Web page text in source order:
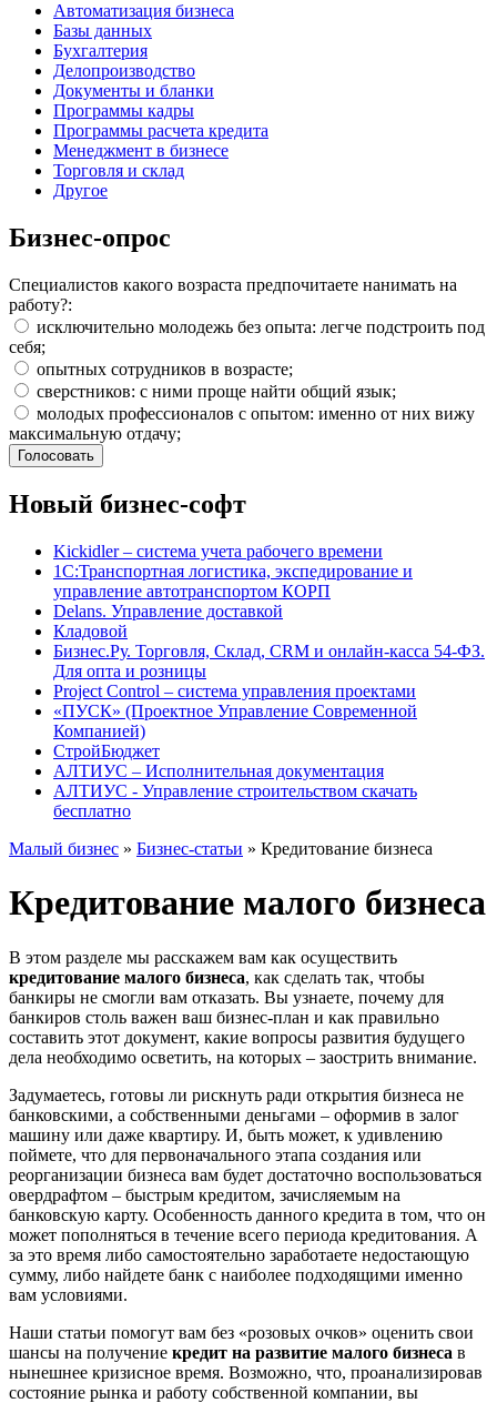
Автоматизация бизнеса
Базы данных
Бухгалтерия
Делопроизводство
Документы и бланки
Программы кадры
Программы расчета кредита
Менеджмент в бизнесе
Торговля и склад
Другое
Бизнес-опрос
Специалистов какого возраста предпочитаете нанимать на
работу?:
исключительно молодежь без опыта: легче подстроить под
себя;
опытных сотрудников в возрасте;
сверстников: с ними проще найти общий язык;
молодых профессионалов с опытом: именно от них вижу
максимальную отдачу;
Новый бизнес-софт
Kickidler – система учета рабочего времени
1С:Транспортная логистика, экспедирование и
управление автотранспортом КОРП
Delans. Управление доставкой
Кладовой
Бизнес.Ру. Торговля, Склад, CRM и онлайн-касса 54-ФЗ.
Для опта и розницы
Project Сontrol – система управления проектами
«ПУСК» (Проектное Управление Современной
Компанией)
СтройБюджет
АЛТИУС – Исполнительная документация
АЛТИУС - Управление строительством скачать
бесплатно
Малый бизнес » Бизнес-статьи » Кредитование бизнеса
Кредитование малого бизнеса
В этом разделе мы расскажем вам как осуществить
кредитование малого бизнеса, как сделать так, чтобы
банкиры не смогли вам отказать. Вы узнаете, почему для
банкиров столь важен ваш бизнес-план и как правильно
составить этот документ, какие вопросы развития будущего
дела необходимо осветить, на которых – заострить внимание.
Задумаетесь, готовы ли рискнуть ради открытия бизнеса не
банковскими, а собственными деньгами – оформив в залог
машину или даже квартиру. И, быть может, к удивлению
поймете, что для первоначального этапа создания или
реорганизации бизнеса вам будет достаточно воспользоваться
овердрафтом – быстрым кредитом, зачисляемым на
банковскую карту. Особенность данного кредита в том, что он
может пополняться в течение всего периода кредитования. А
за это время либо самостоятельно заработаете недостающую
сумму, либо найдете банк с наиболее подходящими именно
вам условиями.
Наши статьи помогут вам без «розовых очков» оценить свои
шансы на получение кредит на развитие малого бизнеса в
нынешнее кризисное время. Возможно, что, проанализировав
состояние рынка и работу собственной компании, вы